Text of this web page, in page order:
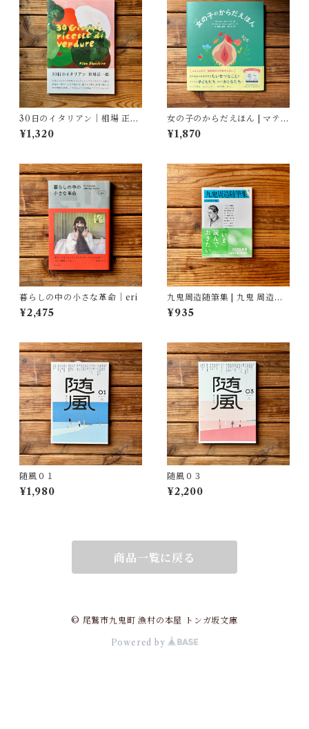
30日のイタリアン｜相場 正一
郎
¥1,320
女の子のからだえほん | マティ
ルド・ボディ(著/文 | イラス
ト), ティフェーヌ・ディユー
¥1,870
暮らしの中の小さな革命｜eri
¥2,475
九鬼周造随筆集 | 九鬼 周造
(著), 菅野 昭正(編)
¥935
随風０１
¥1,980
随風０３
¥2,200
商品一覧に戻る
© 尾鷲市九鬼町 漁村の本屋 トンガ坂文庫
Powered by